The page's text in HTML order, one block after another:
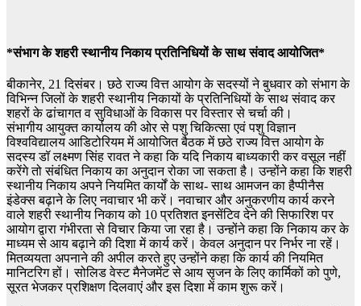
*संभाग के शहरी स्थानीय निकाय प्रतिनिधियों के साथ संवाद आयोजित*
बीकानेर, 21 दिसंबर। छठे राज्य वित्त आयोग के सदस्यों ने बुधवार को संभाग के
विभिन्न जिलों के शहरी स्थानीय निकायों के प्रतिनिधियों के साथ संवाद कर
शहरों के ढांचागत व सुविधाओं के विकास पर विस्तार से चर्चा की।
संभागीय आयुक्त कार्यालय की ओर से पशु चिकित्सा एवं पशु विज्ञान
विश्वविद्यालय आडिटोरियम में आयोजित बैठक में छठे राज्य वित्त आयोग के
सदस्य डॉ लक्ष्मण सिंह रावत ने कहा कि यदि निकाय बाध्यकारी कर वसूल नहीं
करेंगे तो संबंधित निकाय का अनुदान रोका जा सकता है। उन्होंने कहा कि शहरी
स्थानीय निकाय अपने नियमित कार्यों के साथ- साथ आमजन का हैप्पीनैस
इंडेक्स बढ़ाने के लिए नवाचार भी करें। नवाचार और अनुकरणीय कार्य करने
वाले शहरी स्थानीय निकाय को 10 प्रतिशत इनसेंटिव देने की सिफारिश पर
आयोग द्वारा गंभीरता से विचार किया जा रहा है। उन्होंने कहा कि निकाय कर के
माध्यम से आय बढ़ाने की दिशा में कार्य करें। केवल अनुदान पर निर्भर ना रहें।
मितव्ययता अपनाने की अपील करते हुए उन्होंने कहा कि कार्य की नियमित
मानिटरिग हों। सोलिड वेस्ट मैनेजमेंट से आय सृजन के लिए कार्मिकों को पुणे,
सूरत भेजकर प्रशिक्षण दिलवाएं और इस दिशा में काम शुरू करें।